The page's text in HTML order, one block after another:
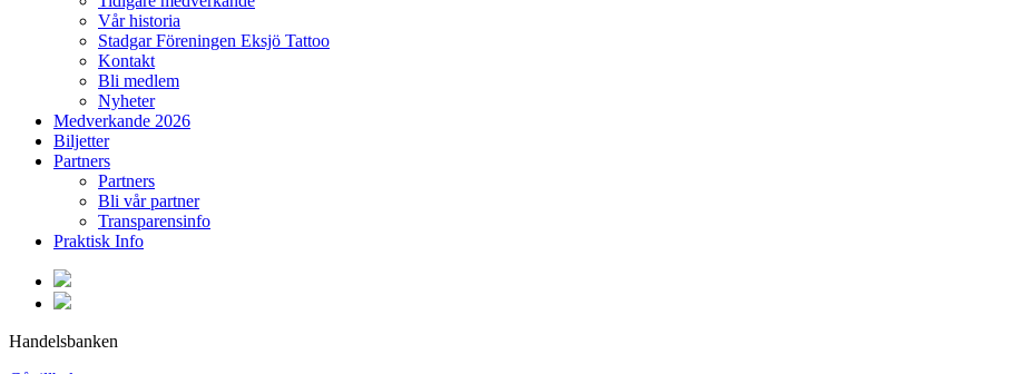
Vår historia
Stadgar Föreningen Eksjö Tattoo
Kontakt
Bli medlem
Nyheter
Medverkande 2026
Biljetter
Partners
Partners
Bli vår partner
Transparensinfo
Praktisk Info
Handelsbanken